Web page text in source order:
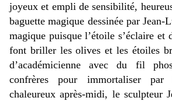
joyeux et empli de sensibilité,
baguette magique dessinée par Jean-
magique puisque l’étoile s’éclaire
font briller les olives et les étoiles
d’académicienne avec du fil
confrères pour immortaliser par
chaleureux après-midi, le sculpteur